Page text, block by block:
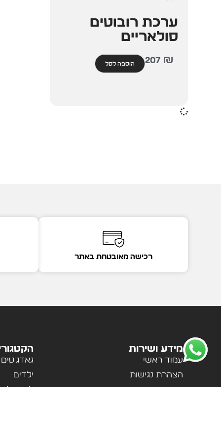
ערכת רובוטים
סולאריים
207 ₪ הוספה לסל
רכישה מאובטחת באתר
מידע ושירות
עמוד ראשי
הצהרת נגישות
מדיניות פרטיות
גאדג'טים
ילדים
לבית